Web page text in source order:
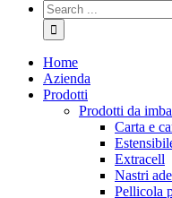
Home
Azienda
Prodotti
Prodotti da
Carta e
Extracell
Nastri
Pellicola